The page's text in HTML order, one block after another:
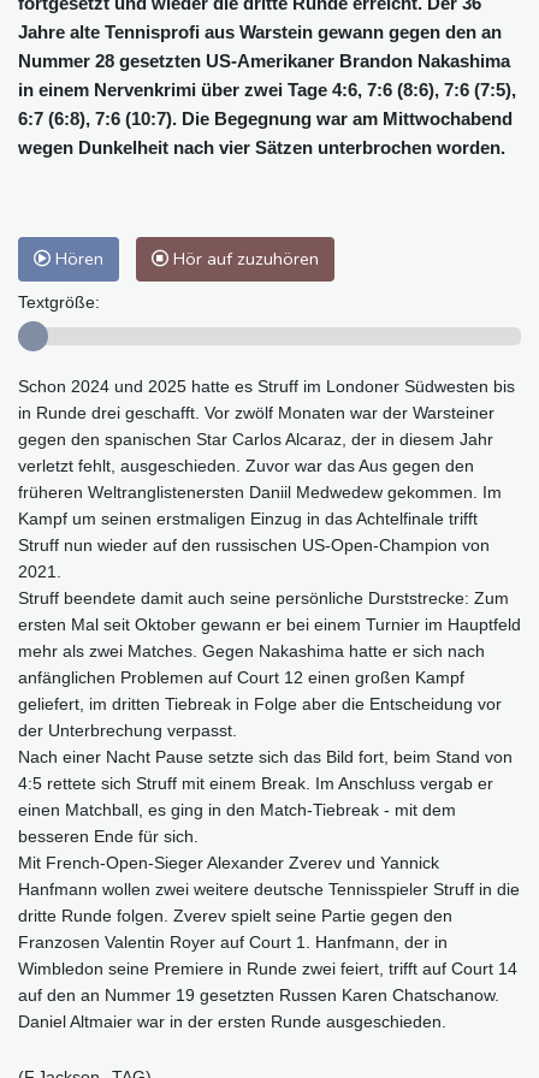
Jahre alte Tennisprofi aus Warstein gewann gegen den an
Nummer 28 gesetzten US-Amerikaner Brandon Nakashima
in einem Nervenkrimi über zwei Tage 4:6, 7:6 (8:6), 7:6 (7:5),
6:7 (6:8), 7:6 (10:7). Die Begegnung war am Mittwochabend
wegen Dunkelheit nach vier Sätzen unterbrochen worden.
Hören Hör auf zuzuhören
Textgröße:
Schon 2024 und 2025 hatte es Struff im Londoner Südwesten bis
in Runde drei geschafft. Vor zwölf Monaten war der Warsteiner
gegen den spanischen Star Carlos Alcaraz, der in diesem Jahr
verletzt fehlt, ausgeschieden. Zuvor war das Aus gegen den
früheren Weltranglistenersten Daniil Medwedew gekommen. Im
Kampf um seinen erstmaligen Einzug in das Achtelfinale trifft
Struff nun wieder auf den russischen US-Open-Champion von
2021.
Struff beendete damit auch seine persönliche Durststrecke: Zum
ersten Mal seit Oktober gewann er bei einem Turnier im Hauptfeld
mehr als zwei Matches. Gegen Nakashima hatte er sich nach
anfänglichen Problemen auf Court 12 einen großen Kampf
geliefert, im dritten Tiebreak in Folge aber die Entscheidung vor
der Unterbrechung verpasst.
Nach einer Nacht Pause setzte sich das Bild fort, beim Stand von
4:5 rettete sich Struff mit einem Break. Im Anschluss vergab er
einen Matchball, es ging in den Match-Tiebreak - mit dem
besseren Ende für sich.
Mit French-Open-Sieger Alexander Zverev und Yannick
Hanfmann wollen zwei weitere deutsche Tennisspieler Struff in die
dritte Runde folgen. Zverev spielt seine Partie gegen den
Franzosen Valentin Royer auf Court 1. Hanfmann, der in
Wimbledon seine Premiere in Runde zwei feiert, trifft auf Court 14
auf den an Nummer 19 gesetzten Russen Karen Chatschanow.
Daniel Altmaier war in der ersten Runde ausgeschieden.